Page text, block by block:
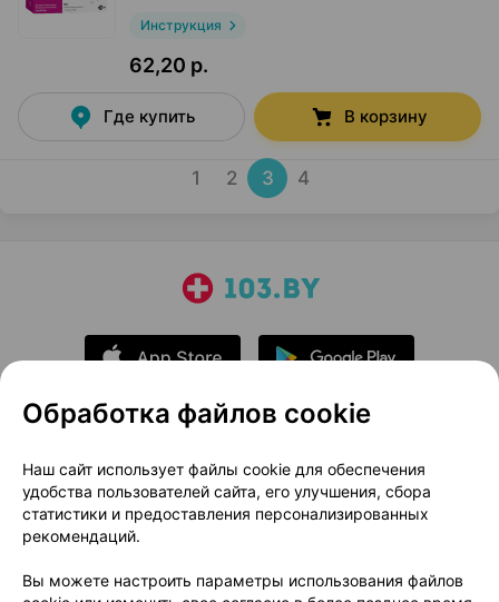
Инструкция
62,20 р.
Где купить В корзину
1 2 3 4
О проекте
Новости проекта
Размещение рекламы
Медицинский маркетинг
Публичный договор
Доставка
Способы оплаты
Вакансии Партнеры
Обработка файлов cookie
Наш сайт использует файлы cookie для обеспечения
удобства пользователей сайта, его улучшения, сбора
статистики и предоставления персонализированных
рекомендаций.
Вы можете настроить параметры использования файлов